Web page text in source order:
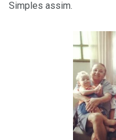
Simples assim.